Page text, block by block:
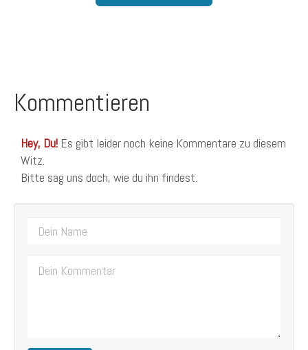
Kommentieren
Hey, Du! Es gibt leider noch keine Kommentare zu diesem
Witz.
Bitte sag uns doch, wie du ihn findest.